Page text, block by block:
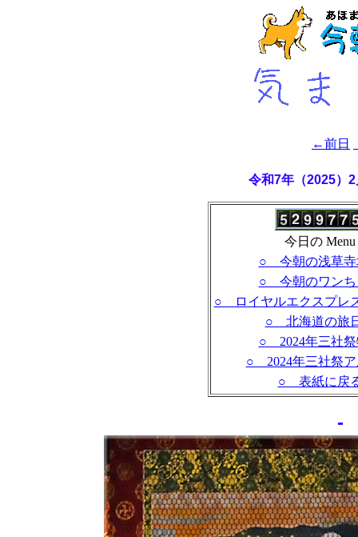
←前日
令和7年（2025）
今日の Menu
○ 今朝の浅草寺
○ 今朝のワンち
○ ロイヤルエクスプレ
○ 北海道の旅
○ 2024年三社祭
○ 2024年三社祭ア
○ 表紙に戻
-